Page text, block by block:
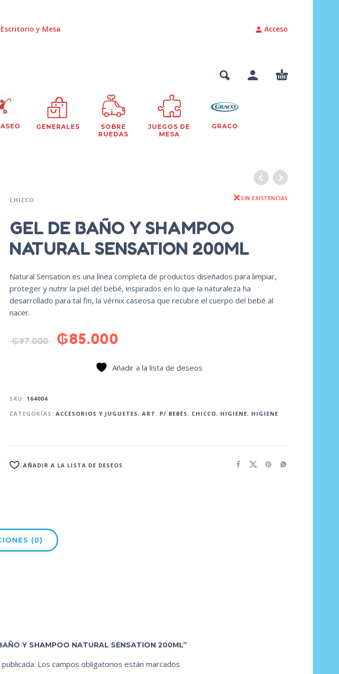
Escritorio y Mesa Acceso
GENERALES
SOBRE
RUEDAS
JUEGOS DE
MESA
GRACO
CHICCO SIN EXISTENCIAS
GEL DE BAÑO Y SHAMPOO
NATURAL SENSATION 200ML
Natural Sensation es una línea completa de productos diseñados para limpiar,
proteger y nutrir la piel del bebé, inspirados en lo que la naturaleza ha
desarrollado para tal fin, la vérnix caseosa que recubre el cuerpo del bebé al
nacer.
₲97.000 ₲85.000
Añadir a la lista de deseos
SKU: 164004
CATEGORÍAS: ACCESORIOS Y JUGUETES, ART. P/ BEBÉS, CHICCO, HIGIENE, HIGIENE
AÑADIR A LA LISTA DE DESEOS
(0)
Y SHAMPOO NATURAL SENSATION 200ML”
Los campos obligatorios están marcados